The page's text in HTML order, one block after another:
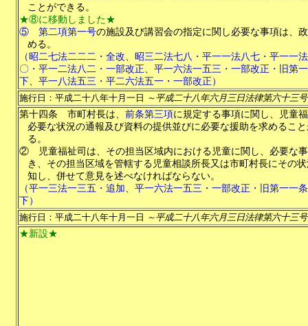
ことができる。
★⑧に移動しました★
⑤
第二項第一号の施設及び講習会の指定に関し必要な事項は、
める。
（昭二七法二二二・全改、昭三二法七八・平一一法八七・平一一
〇・平一二法八二・一部改正、平一六法一五三・一部改正・旧第
下、平一八法五三・平二六法五一・一部改正）
施行日：平成二十八年十月一日 ～平成二十八年六月三日法律第六十三
第十四条
市町村長は、 前条第三項に規定する事項に関し、児童
必要な状況の通報及び資料の提供並びに必要な援助を求めるこ
る。
②
児童福祉司は、その担当区域内における児童に関し、必要な
き、その担当区域を管轄する児童相談所長又は市町村長にその
知し、併せて意見を述べなければならない。
（平一三法一三五・追加、平一六法一五三・一部改正・旧第一一
下）
施行日：平成二十八年十月一日 ～平成二十八年六月三日法律第六十三
★新設★